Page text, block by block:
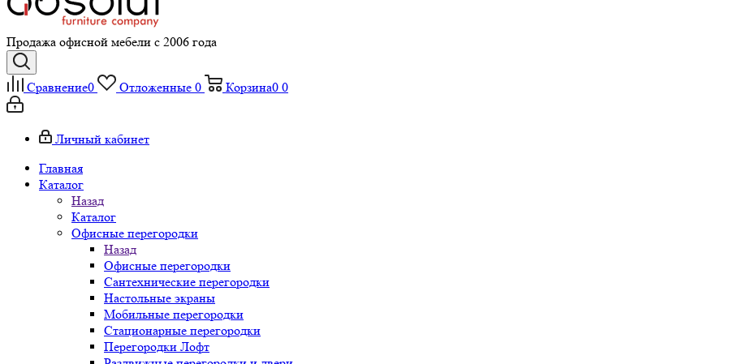
Продажа офисной мебели с 2006 года
Сравнение0 Отложенные 0 Корзина0 0
Личный кабинет
Главная
Каталог
Назад
Каталог
Офисные перегородки
Назад
Офисные перегородки
Сантехнические перегородки
Настольные экраны
Мобильные перегородки
Стационарные перегородки
Перегородки Лофт